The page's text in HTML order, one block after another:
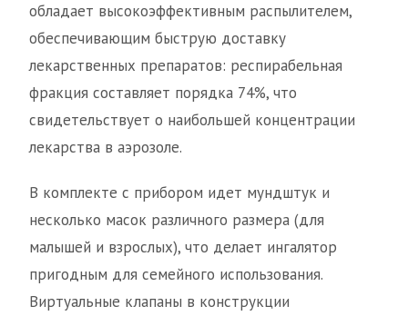
обладает высокоэффективным распылителем,
обеспечивающим быструю доставку
лекарственных препаратов: респирабельная
фракция составляет порядка 74%, что
свидетельствует о наибольшей концентрации
лекарства в аэрозоле.
В комплекте с прибором идет мундштук и
несколько масок различного размера (для
малышей и взрослых), что делает ингалятор
пригодным для семейного использования.
Виртуальные клапаны в конструкции